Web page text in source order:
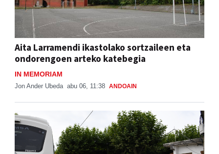
Aita Larramendi ikastolako sortzaileen eta
ondorengoen arteko katebegia
IN MEMORIAM
Jon Ander Ubeda abu 06, 11:38 ANDOAIN